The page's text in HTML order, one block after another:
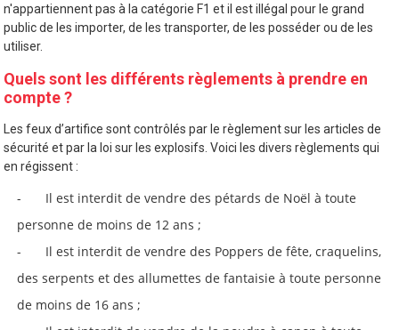
n'appartiennent pas à la catégorie F1 et il est illégal pour le grand
public de les importer, de les transporter, de les posséder ou de les
utiliser.
Quels sont les différents règlements à prendre en
compte ?
Les feux d’artifice sont contrôlés par le règlement sur les articles de
sécurité et par la loi sur les explosifs. Voici les divers règlements qui
en régissent :
Il est interdit de vendre des pétards de Noël à toute
personne de moins de 12 ans ;
Il est interdit de vendre des Poppers de fête, craquelins,
des serpents et des allumettes de fantaisie à toute personne
de moins de 16 ans ;